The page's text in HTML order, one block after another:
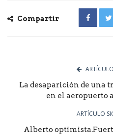
Compartir
La desaparición de una
en el aeropuerto
ARTÍCULO
Alberto